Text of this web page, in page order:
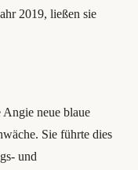
2019, ließen sie
Angie neue blaue
Sie führte dies
und